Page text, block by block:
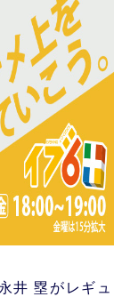
井 塁がレギュ